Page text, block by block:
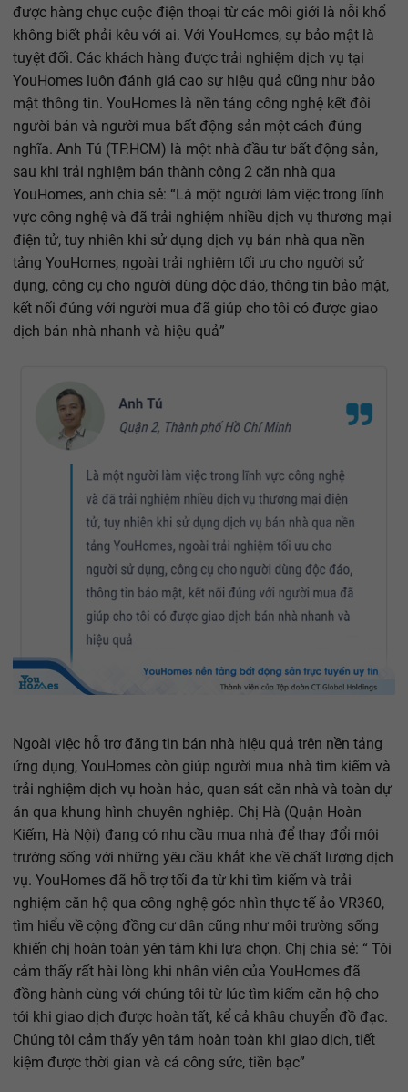
được hàng chục cuộc điện thoại từ các môi giới là nỗi khổ
không biết phải kêu với ai. Với YouHomes, sự bảo mật là
tuyệt đối. Các khách hàng được trải nghiệm dịch vụ tại
YouHomes luôn đánh giá cao sự hiệu quả cũng như bảo
mật thông tin. YouHomes là nền tảng công nghệ kết đôi
người bán và người mua bất động sản một cách đúng
nghĩa. Anh Tú (TP.HCM) là một nhà đầu tư bất động sản,
sau khi trải nghiệm bán thành công 2 căn nhà qua
YouHomes, anh chia sẻ: “Là một người làm việc trong lĩnh
vực công nghệ và đã trải nghiệm nhiều dịch vụ thương mại
điện tử, tuy nhiên khi sử dụng dịch vụ bán nhà qua nền
tảng YouHomes, ngoài trải nghiệm tối ưu cho người sử
dụng, công cụ cho người dùng độc đáo, thông tin bảo mật,
kết nối đúng với người mua đã giúp cho tôi có được giao
dịch bán nhà nhanh và hiệu quả”
Ngoài việc hỗ trợ đăng tin bán nhà hiệu quả trên nền tảng
ứng dụng, YouHomes còn giúp người mua nhà tìm kiếm và
trải nghiệm dịch vụ hoàn hảo, quan sát căn nhà và toàn dự
án qua khung hình chuyên nghiệp. Chị Hà (Quận Hoàn
Kiếm, Hà Nội) đang có nhu cầu mua nhà để thay đổi môi
trường sống với những yêu cầu khắt khe về chất lượng dịch
vụ. YouHomes đã hỗ trợ tối đa từ khi tìm kiếm và trải
nghiệm căn hộ qua công nghệ góc nhìn thực tế ảo VR360,
tìm hiểu về cộng đồng cư dân cũng như môi trường sống
khiến chị hoàn toàn yên tâm khi lựa chọn. Chị chia sẻ: “ Tôi
cảm thấy rất hài lòng khi nhân viên của YouHomes đã
đồng hành cùng với chúng tôi từ lúc tìm kiếm căn hộ cho
tới khi giao dịch được hoàn tất, kể cả khâu chuyển đồ đạc.
Chúng tôi cảm thấy yên tâm hoàn toàn khi giao dịch, tiết
kiệm được thời gian và cả công sức, tiền bạc”